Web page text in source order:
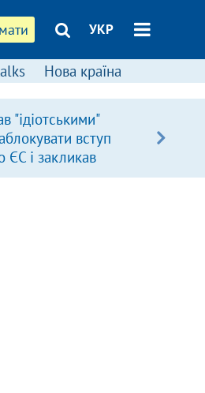
УКР
Нова країна
"ідіотськими"
вступ
ЄС і закликав
антиукраїнську